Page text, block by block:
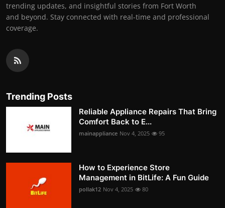
trending updates, and insightful stories from Fort Worth
and beyond. Stay connected with real-time and professional
coverage.
Trending Posts
Reliable Appliance Repairs That Bring
Comfort Back to E...
mainappliance Nov 4, 2025 95
How to Experience Store
Management in BitLife: A Fun Guide
pollak12 Nov 4, 2025 80